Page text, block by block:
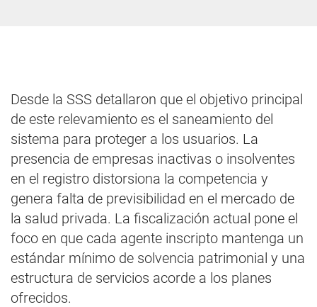
Desde la SSS detallaron que el objetivo principal
de este relevamiento es el saneamiento del
sistema para proteger a los usuarios. La
presencia de empresas inactivas o insolventes
en el registro distorsiona la competencia y
genera falta de previsibilidad en el mercado de
la salud privada. La fiscalización actual pone el
foco en que cada agente inscripto mantenga un
estándar mínimo de solvencia patrimonial y una
estructura de servicios acorde a los planes
ofrecidos.